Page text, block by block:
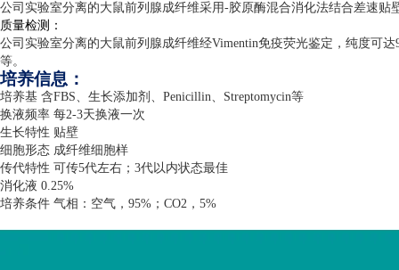
公司实验室分离的大鼠前列腺成纤维采用-胶原酶混合消化法结合差速贴
质量检测：
公司实验室分离的大鼠前列腺成纤维经Vimentin免疫荧光鉴定，纯度可达
等。
培养信息：
培养基 含FBS、生长添加剂、 Penicillin、 Streptomycin等
换液频率 每2-3天换液一次
生长特性 贴壁
细胞形态 成纤维细胞样
传代特性 可传5代左右； 3代以内状态最佳
消化液 0.25%
培养条件 气相：空气， 95% ； CO2 ， 5%